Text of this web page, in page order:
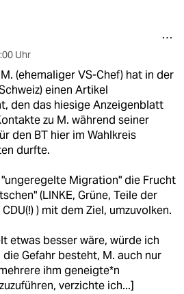
Uhr
(ehemaliger VS-Chef) hat in der
einen Artikel
den das hiesige Anzeigenblatt
zu M. während seiner
den BT hier im Wahlkreis
durfte.
Migration" die Frucht
(LINKE, Grüne, Teile der
) mit dem Ziel, umzuvolken.
etwas besser wäre, würde ich
Gefahr besteht, M. auch nur
ihm geneigte*n
verzichte ich...]